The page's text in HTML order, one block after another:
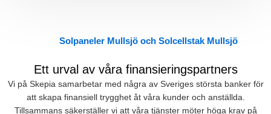
Solpaneler Mullsjö och Solcellstak Mullsjö
Ett urval av våra finansieringspartners
Vi på Skepia samarbetar med några av Sveriges största banker för
att skapa finansiell trygghet åt våra kunder och anställda.
Tillsammans säkerställer vi att våra tjänster möter höga krav på